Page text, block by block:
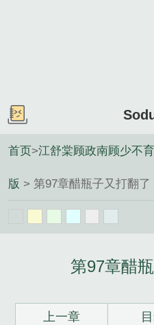
首页>江舒棠顾政南顾少不
版 > 第97章醋瓶子又打翻了
第97章醋
上一章